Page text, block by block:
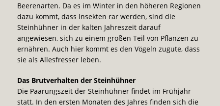
Beerenarten. Da es im Winter in den höheren Regionen
dazu kommt, dass Insekten rar werden, sind die
Steinhühner in der kalten Jahreszeit darauf
angewiesen, sich zu einem großen Teil von Pflanzen zu
ernähren. Auch hier kommt es den Vögeln zugute, dass
sie als Allesfresser leben.
Das Brutverhalten der Steinhühner
Die Paarungszeit der Steinhühner findet im Frühjahr
statt. In den ersten Monaten des Jahres finden sich die